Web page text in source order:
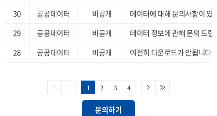
30
공공데이터 비공개
데이터에 대해 문의사항이 있
29
공공데이터 비공개
데이터 정보에 관해 문의 드립
28
공공데이터 비공개 여전히 다운로드가 안됩니다
1 2 3 4
문의하기